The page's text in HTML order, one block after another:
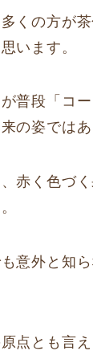
くの方が
います。
普段「コ
の姿ではあ
赤く色づ
意外と知
点とも言